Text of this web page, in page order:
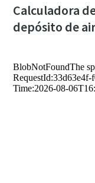
Calculadora
depósito de